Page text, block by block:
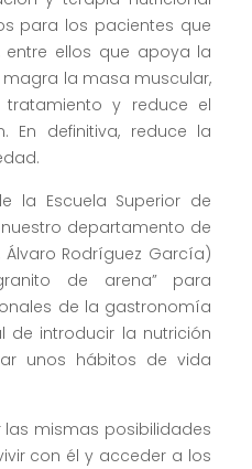
para los pacientes que
ellos que apoya la
la masa muscular,
y reduce el
En definitiva, reduce la
la Escuela Superior de
departamento de
Álvaro Rodríguez García)
de arena” para
de la gastronomía
de introducir la nutrición
unos hábitos de vida
mismas posibilidades
con él y acceder a los